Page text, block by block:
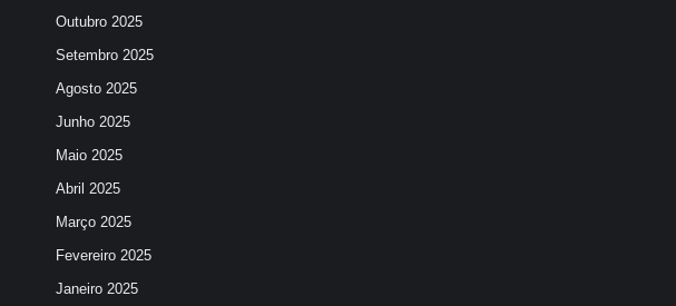
Outubro 2025
Setembro 2025
Agosto 2025
Junho 2025
Maio 2025
Abril 2025
Março 2025
Fevereiro 2025
Janeiro 2025